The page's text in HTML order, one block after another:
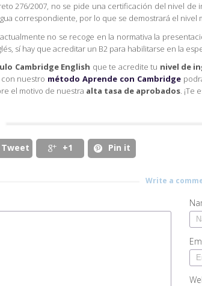
276/2007, no se pide una certificación del nivel
correspondiente, por lo que se demostrará el
no se recoge en la normativa la
sí hay que acreditar un B2 para habilitarse en la
Cambridge English que te acredite tu nivel de
nuestro método Aprende con Cambridge
el motivo de nuestra alta tasa de aprobados. ¡Te
Tweet  +1  Pin it
Write a